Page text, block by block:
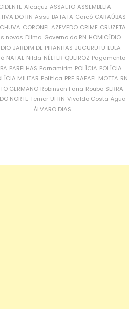
Alcaçuz ASSALTO ASSEMBLEIA
DO RN Assu BATATA Caicó CARAÚBAS
CORONEL AZEVEDO CRIME CRUZETA
novos Dilma Governo do RN HOMICÍDIO
JARDIM DE PIRANHAS JUCURUTU LULA
NATAL Nilda NÉLTER QUEIROZ Pagamento
PARELHAS Parnamirim POLÍCIA POLÍCIA
MILITAR Política PRF RAFAEL MOTTA RN
GERMANO Robinson Faria Roubo SERRA
NORTE Temer UFRN Vivaldo Costa Água
ÁLVARO DIAS